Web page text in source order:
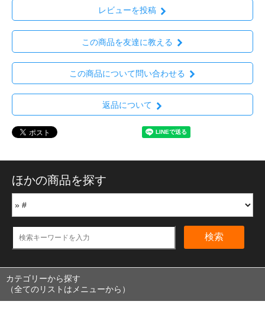
レビューを投稿
この商品を友達に教える
この商品について問い合わせる
返品について
ほかの商品を探す
検索
カテゴリーから探す
（全てのリストはメニューから）